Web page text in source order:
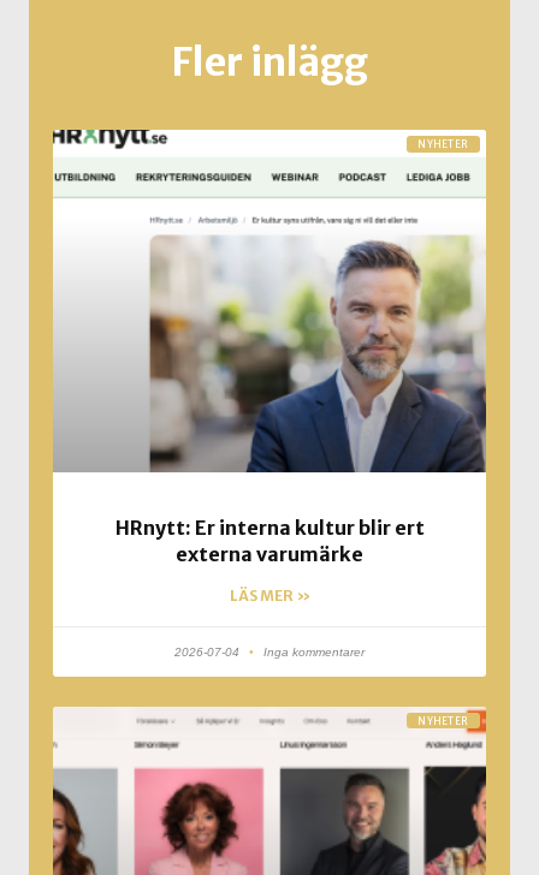
Fler inlägg
NYHETER
HRnytt: Er interna kultur blir ert
externa varumärke
LÄS MER »
2026-07-04 Inga kommentarer
NYHETER